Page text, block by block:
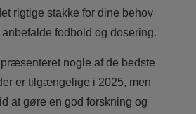
rigtige stakke for dine behov
fodbold og dosering.
nogle af de bedste
er tilgængelige i 2025, men
at gøre en god forskning og